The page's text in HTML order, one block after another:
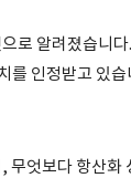
로 알려졌습니다
를 인정받고 있습
무엇보다 항산화